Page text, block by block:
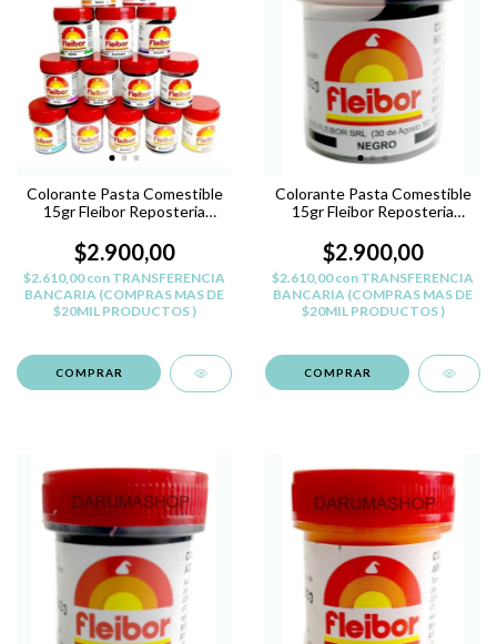
Colorante Pasta Comestible
15gr Fleibor Reposteria
$2.900,00
$2.610,00con TRANSFERENCIA
BANCARIA (COMPRAS MAS DE
$20MIL PRODUCTOS )
Colorante Pasta Comestible
15gr Fleibor Reposteria
$2.900,00
$2.610,00con TRANSFERENCIA
BANCARIA (COMPRAS MAS DE
$20MIL PRODUCTOS )